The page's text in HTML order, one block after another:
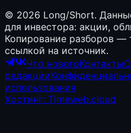
© 2026 Long/Short.
для инвестора: акции,
Копирование разборов —
ссылкой на источник.
Что новогоКонтактыО
редакции
использования
Хостинг: Timeweb.cloud